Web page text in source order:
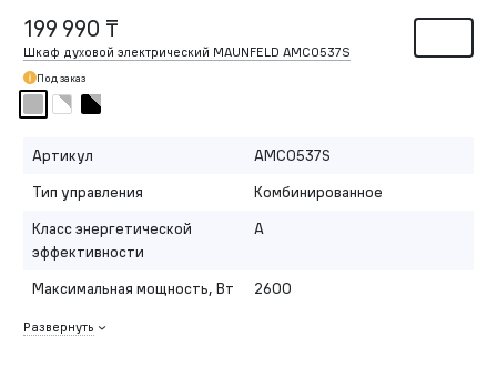
199 990 ₸
Шкаф духовой электрический MAUNFELD AMCO537S
Под заказ
Артикул
AMCO537S
Тип управления
Комбинированное
Класс энергетической
эффективности
A
Максимальная мощность, Вт 2600
Развернуть